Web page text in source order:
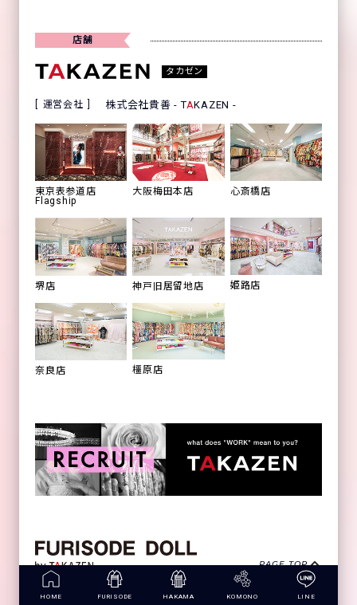
店舗
タカゼン
運営会社 株式会社貴善 - TAKAZEN -
東京表参道店
Flagship
大阪梅田本店 心斎橋店
堺店 神戸旧居留地店 姫路店
奈良店 橿原店
PAGE TOP
HOME FURISODE HAKAMA KOMONO LINE